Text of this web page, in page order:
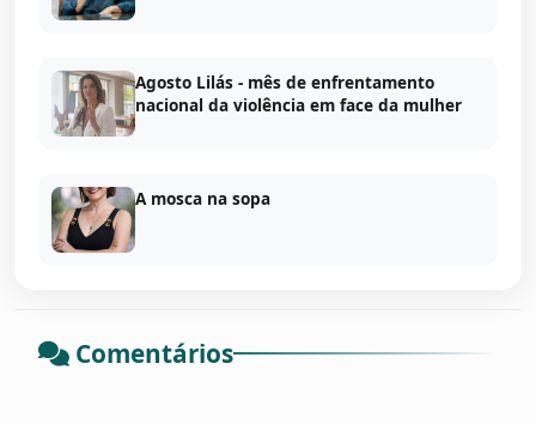
Agosto Lilás - mês de enfrentamento
nacional da violência em face da mulher
A mosca na sopa
Comentários